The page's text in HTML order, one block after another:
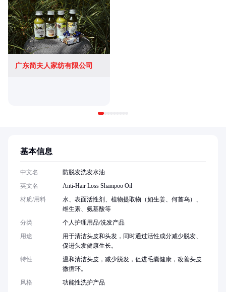
广东简夫人家纺有限公司
基本信息
中文名
防脱发洗发水油
英文名
Anti-Hair Loss Shampoo Oil
材质/用料
水、表面活性剂、植物提取物（如生姜、何首乌）、
维生素、氨基酸等
分类
个人护理用品/洗发产品
用途
用于清洁头皮和头发，同时通过活性成分减少脱发、
促进头发健康生长。
特性
温和清洁头皮，减少脱发，促进毛囊健康，改善头皮
微循环。
风格
功能性洗护产品